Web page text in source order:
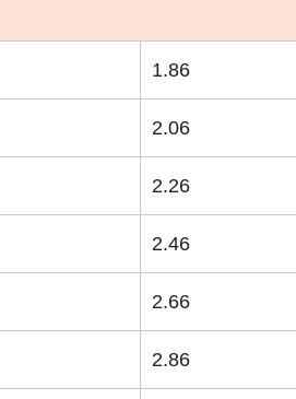
1.86
2.06
2.26
2.46
2.66
2.86